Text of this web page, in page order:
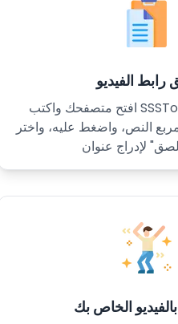
الفيديو
افتح متصفحك واكتب SSSTok.org في شريط
النص، واضغط عليه، واختر
الخاص بك